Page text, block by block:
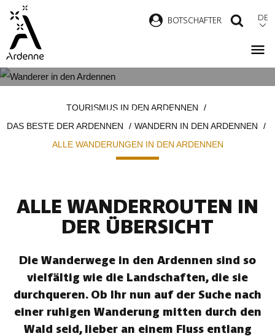
Direkt
zum
Inhalt
BOTSCHAFTER DE
ARDENNEN
TOURISMUS IN DEN ARDENNEN
DAS BESTE DER ARDENNEN
WANDERN IN DEN ARDENNEN
ALLE WANDERUNGEN IN DEN ARDENNEN
ALLE WANDERROUTEN IN
DER ÜBERSICHT
Die Wanderwege in den Ardennen sind so
vielfältig wie die Landschaften, die sie
durchqueren. Ob Ihr nun auf der Suche nach
einer ruhigen Wanderung mitten durch den
Wald seid, lieber an einem Fluss entlang